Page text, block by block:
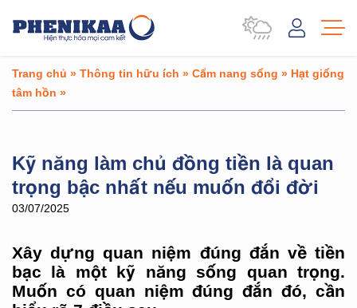
Trang chủ » Thông tin hữu ích » Cẩm nang sống » Hạt giống
tâm hồn »
Kỹ năng làm chủ đồng tiền là quan
trọng bậc nhất nếu muốn đổi đời
03/07/2025
Xây dựng quan niệm đúng đắn về tiền
bạc là một kỹ năng sống quan trọng.
Muốn có quan niệm đúng đắn đó, cần